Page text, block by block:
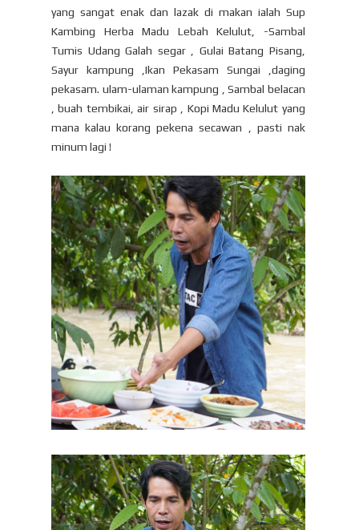
yang sangat enak dan lazak di makan ialah Sup
Kambing Herba Madu Lebah Kelulut, -Sambal
Tumis Udang Galah segar , Gulai Batang Pisang,
Sayur kampung ,Ikan Pekasam Sungai ,daging
pekasam. ulam-ulaman kampung , Sambal belacan
, buah tembikai, air sirap , Kopi Madu Kelulut yang
mana kalau korang pekena secawan , pasti nak
minum lagi !